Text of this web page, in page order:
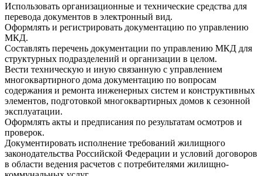
Использовать организационные и технические средства для
перевода документов в электронный вид.
Оформлять и регистрировать документацию по управлению
МКД.
Составлять перечень документации по управлению МКД для
структурных подразделений и организации в целом.
Вести техническую и иную связанную с управлением
многоквартирного дома документацию по вопросам
содержания и ремонта инженерных систем и конструктивных
элементов, подготовкой многоквартирных домов к сезонной
эксплуатации.
Оформлять акты и предписания по результатам осмотров и
проверок.
Документировать исполнение требований жилищного
законодательства Российской Федерации и условий договоров
в области ведения расчетов с потребителями жилищно-